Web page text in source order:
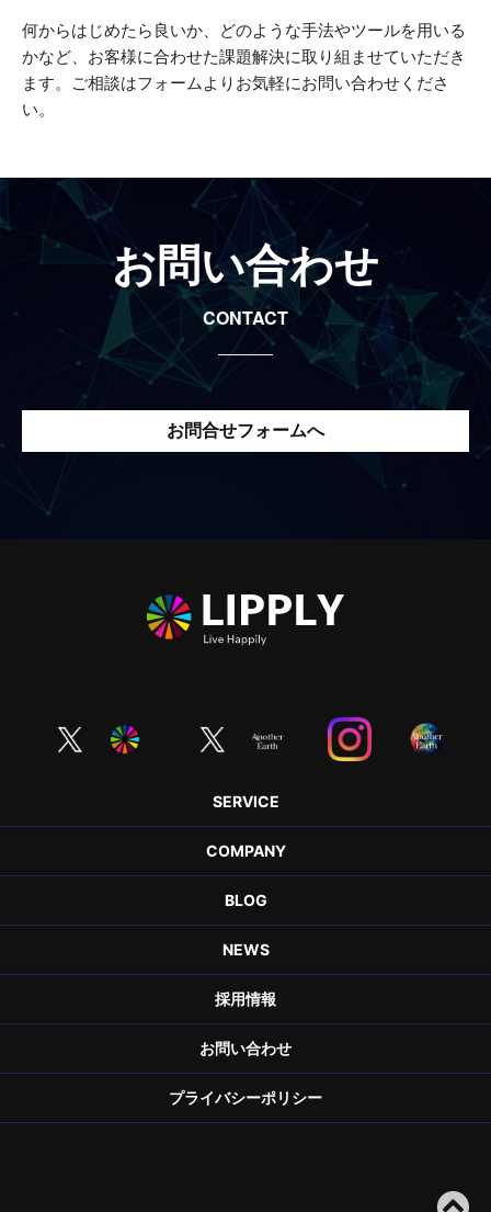
何からはじめたら良いか、どのような手法やツールを用いる
かなど、お客様に合わせた課題解決に取り組ませていただき
ます。ご相談はフォームよりお気軽にお問い合わせくださ
い。
お問い合わせ
CONTACT
お問合せフォームへ
SERVICE
COMPANY
BLOG
NEWS
採用情報
お問い合わせ
プライバシーポリシー